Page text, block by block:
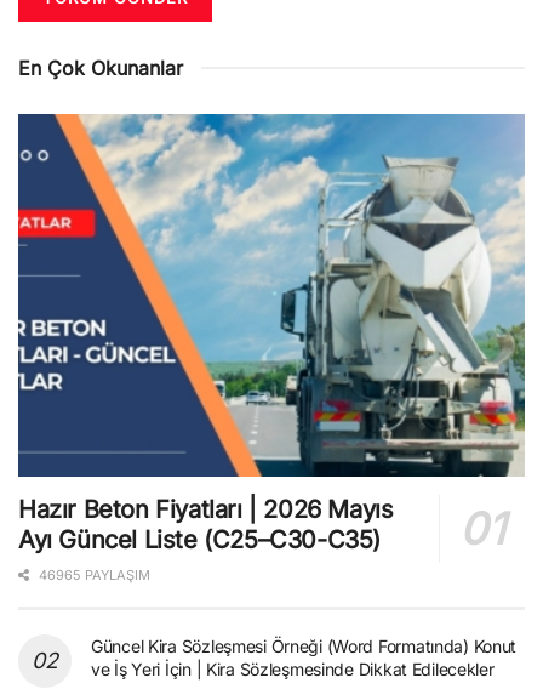
En Çok Okunanlar
Hazır Beton Fiyatları | 2026 Mayıs
Ayı Güncel Liste (C25–C30-C35)
46965 PAYLAŞIM
Güncel Kira Sözleşmesi Örneği (Word Formatında) Konut
ve İş Yeri İçin | Kira Sözleşmesinde Dikkat Edilecekler